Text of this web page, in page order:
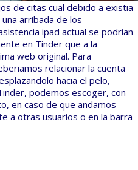
de citas cual debido a existia
arribada de los
ipad actual se podrian
en Tinder que a la
web original. Para
relacionar la cuenta
hacia el pelo,
podemos escoger, con
en caso de que andamos
a otras usuarios o en la barra